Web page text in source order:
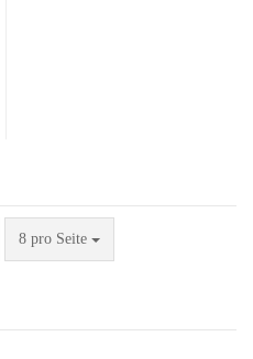
8 pro Seite
pro Seite